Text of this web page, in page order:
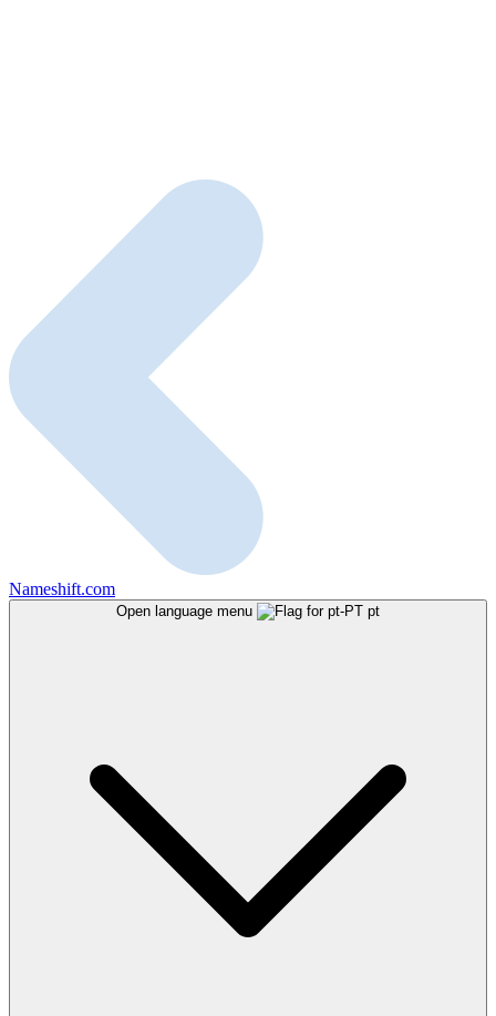
Nameshift.com
Open language menu pt